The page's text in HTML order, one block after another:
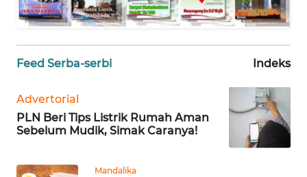
Feed Serba-serbi Indeks
Advertorial
PLN Beri Tips Listrik Rumah Aman
Sebelum Mudik, Simak Caranya!
Mandalika
KARIR
DISCLAIMER
News
Regional